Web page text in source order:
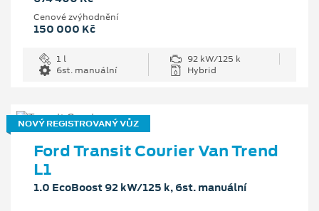
Cenové zvýhodnění
150 000 Kč
1 l
92 kW/125 k
6st. manuální
Hybrid
NOVÝ REGISTROVANÝ VŮZ
Ford Transit Courier Van Trend
L1
1.0 EcoBoost 92 kW/125 k, 6st. manuální